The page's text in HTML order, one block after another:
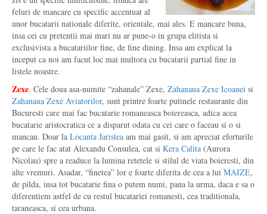
feluri de mancare cu specific accentuat al
unor bucatarii nationale diferite, orientale, mai ales. E mancare buna,
insa cei cu pretentii mai mari nu ar pune-o in grupa elitista si
exclusivista a bucatariilor fine, de fine dining. Insa am explicat la
inceput ca noi am facut loc mai multora cu bucatarii partial fine in
listele noastre.
Zexe. Cele doua asa-numite “zahanale” Zexe, Zahanaua Zexe Icoanei si
Zahanaua Zexe Aviatorilor, sunt printre foarte putinele restaurante din
Bucuresti care mai fac bucatarie romaneasca boiereasca, adica acea
bucatarie aristocratica ce a disparut odata cu cei care o faceau si o si
mancau. Doar la Locanta Jaristea am mai gasit, si am apreciat eforturile
pe care le fac atat Alexandu Consulea, cat si Kera Calita (Aurora
Nicolau) spre a readuce la lumina retetele si stilul de viata boieresti, din
alte vremuri. Asadar, “finetea” lor e foarte diferita de cea a lui MAIZE,
de pilda, insa tot bucatarie fina o putem numi, pana la urma, daca e sa o
diferentiem astfel de cu restul bucatariei romanesti, cea traditionala,
taraneasca, si cea urbana.